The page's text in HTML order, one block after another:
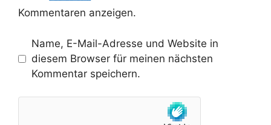
Kommentaren anzeigen.
Name, E-Mail-Adresse und Website in
diesem Browser für meinen nächsten
Kommentar speichern.